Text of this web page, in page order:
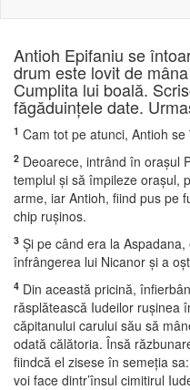
Antioh Epifaniu se
drum este lovit de
Cumplita lui boală.
făgăduinţele date.
1 Cam tot pe atunci, Antioh
2 Deoarece, intrând în oraşul
templul şi să împileze oraşul,
arme, iar Antioh, fiind pus pe
chip ruşinos.
3 Şi pe când era la
înfrângerea lui Nicanor şi a
4 Din această pricină,
răsplătească Iudeilor ruşinea
căpitanului carului său să
odată călătoria. Însă
fiindcă el zisese în semeţia
voi face dintr’însul cimitirul